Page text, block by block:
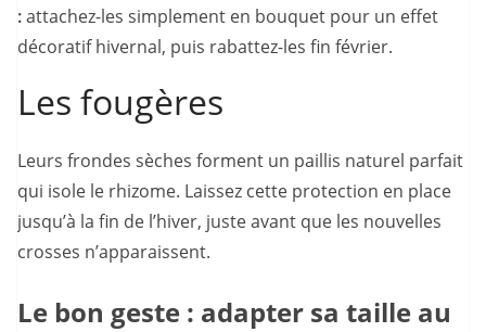
:attachez-les simplement en bouquet pour un effet
décoratif hivernal, puis rabattez-les fin février.
Les fougères
Leurs frondes sèches forment un paillis naturel parfait
qui isole le rhizome. Laissez cette protection en place
jusqu’à la fin de l’hiver, juste avant que les nouvelles
crosses n’apparaissent.
Le bon geste : adapter sa taille au